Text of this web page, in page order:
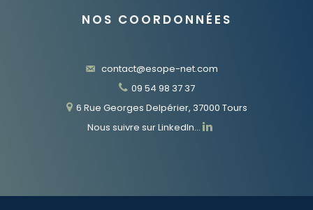
NOS COORDONNÉES
contact@esope-net.com
09 54 98 37 37
6 Rue Georges Delpérier, 37000 Tours
Nous suivre sur LinkedIn…